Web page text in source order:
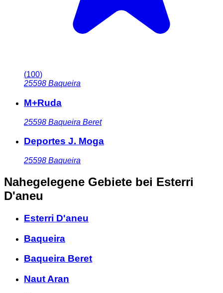
(100)
25598 Baqueira
M+Ruda
25598 Baqueira Beret
Deportes J. Moga
25598 Baqueira
Nahegelegene Gebiete bei Esterri
D'aneu
Esterri D'aneu
Baqueira
Baqueira Beret
Naut Aran